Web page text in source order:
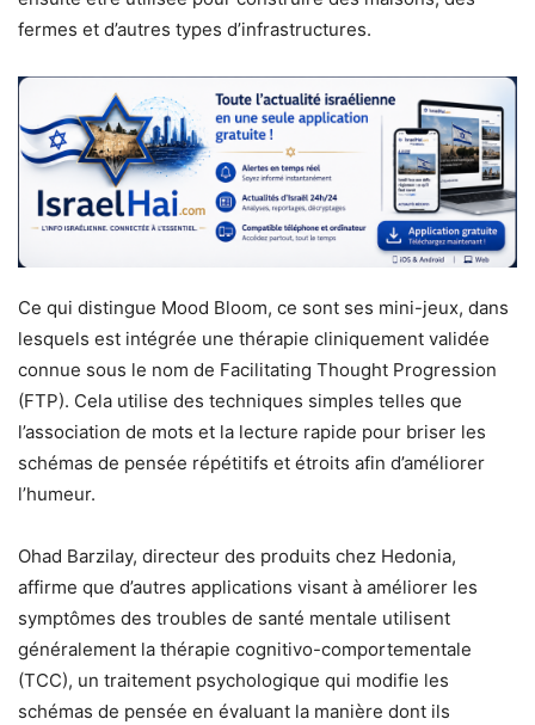
fermes et d’autres types d’infrastructures.
Ce qui distingue Mood Bloom, ce sont ses mini-jeux, dans
lesquels est intégrée une thérapie cliniquement validée
connue sous le nom de Facilitating Thought Progression
(FTP). Cela utilise des techniques simples telles que
l’association de mots et la lecture rapide pour briser les
schémas de pensée répétitifs et étroits afin d’améliorer
l’humeur.
Ohad Barzilay, directeur des produits chez Hedonia,
affirme que d’autres applications visant à améliorer les
symptômes des troubles de santé mentale utilisent
généralement la thérapie cognitivo-comportementale
(TCC), un traitement psychologique qui modifie les
schémas de pensée en évaluant la manière dont ils